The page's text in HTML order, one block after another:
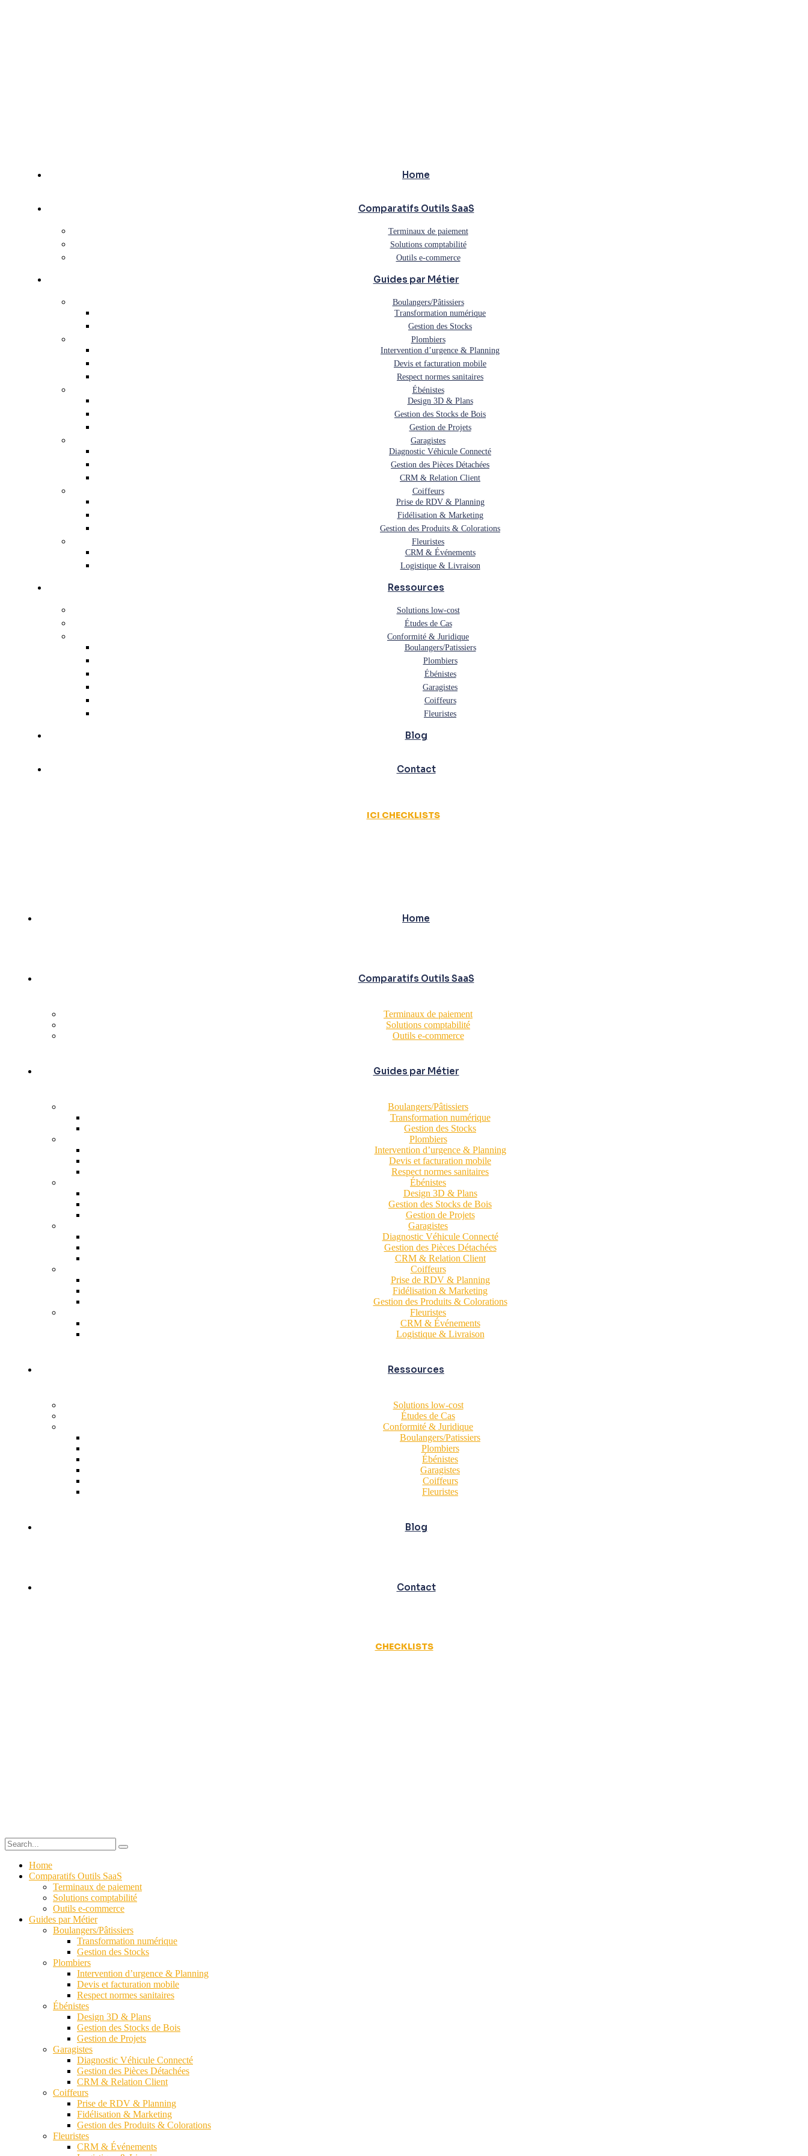
Home
Comparatifs Outils SaaS
Terminaux de paiement
Solutions comptabilité
Outils e-commerce
Guides par Métier
Boulangers/Pâtissiers
Transformation numérique
Gestion des Stocks
Plombiers
Intervention d’urgence & Planning
Devis et facturation mobile
Respect normes sanitaires
Ébénistes
Design 3D & Plans
Gestion des Stocks de Bois
Gestion de Projets
Garagistes
Diagnostic Véhicule Connecté
Gestion des Pièces Détachées
CRM & Relation Client
Coiffeurs
Prise de RDV & Planning
Fidélisation & Marketing
Gestion des Produits & Colorations
Fleuristes
CRM & Événements
Logistique & Livraison
Ressources
Solutions low-cost
Études de Cas
Conformité & Juridique
Boulangers/Patissiers
Plombiers
Ébénistes
Garagistes
Coiffeurs
Fleuristes
Blog
Contact
ICI CHECKLISTS
Home
Comparatifs Outils SaaS
Terminaux de paiement
Solutions comptabilité
Outils e-commerce
Guides par Métier
Boulangers/Pâtissiers
Transformation numérique
Gestion des Stocks
Plombiers
Intervention d’urgence & Planning
Devis et facturation mobile
Respect normes sanitaires
Ébénistes
Design 3D & Plans
Gestion des Stocks de Bois
Gestion de Projets
Garagistes
Diagnostic Véhicule Connecté
Gestion des Pièces Détachées
CRM & Relation Client
Coiffeurs
Prise de RDV & Planning
Fidélisation & Marketing
Gestion des Produits & Colorations
Fleuristes
CRM & Événements
Logistique & Livraison
Ressources
Solutions low-cost
Études de Cas
Conformité & Juridique
Boulangers/Patissiers
Plombiers
Ébénistes
Garagistes
Coiffeurs
Fleuristes
Blog
Contact
CHECKLISTS
Home
Comparatifs Outils SaaS
Terminaux de paiement
Solutions comptabilité
Outils e-commerce
Guides par Métier
Boulangers/Pâtissiers
Transformation numérique
Gestion des Stocks
Plombiers
Intervention d’urgence & Planning
Devis et facturation mobile
Respect normes sanitaires
Ébénistes
Design 3D & Plans
Gestion des Stocks de Bois
Gestion de Projets
Garagistes
Diagnostic Véhicule Connecté
Gestion des Pièces Détachées
CRM & Relation Client
Coiffeurs
Prise de RDV & Planning
Fidélisation & Marketing
Gestion des Produits & Colorations
Fleuristes
CRM & Événements